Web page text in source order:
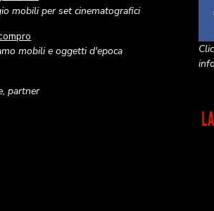
mobili per set cinematografici
mobili e oggetti d'epoca
partner